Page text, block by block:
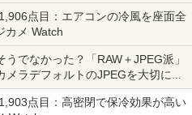
点目：エアコンの冷風を座面全
カメ Watch
でなかった？「RAW＋JPEG派」
ラデフォルトのJPEGを大切にす
点目：高密閉で保冷効果が高い